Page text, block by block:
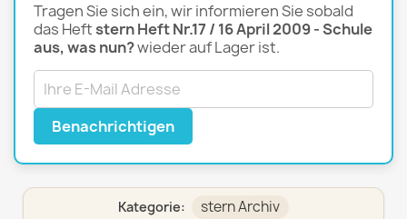
Tragen Sie sich ein, wir informieren Sie sobald
das Heftstern Heft Nr.17 / 16 April 2009 - Schule
aus, was nun?wieder auf Lager ist.
Benachrichtigen
Kategorie: stern Archiv